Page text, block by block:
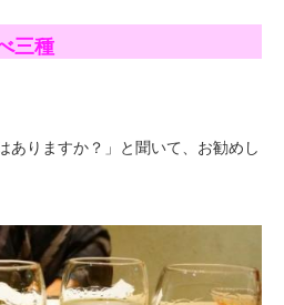
三種
ありますか？」と聞いて、お勧めし